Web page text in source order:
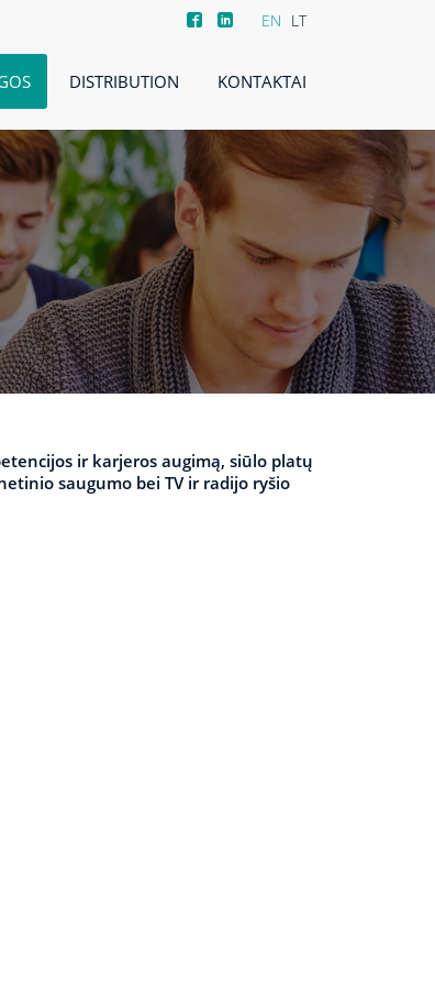
EN LT
DISTRIBUTION KONTAKTAI
ir karjeros augimą, siūlo platų
saugumo bei TV ir radijo ryšio